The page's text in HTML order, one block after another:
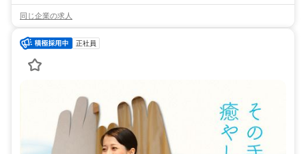
同じ企業の求人
正社員